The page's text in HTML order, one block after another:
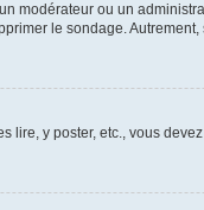
modérateur ou un
le sondage.
y poster, etc., vous